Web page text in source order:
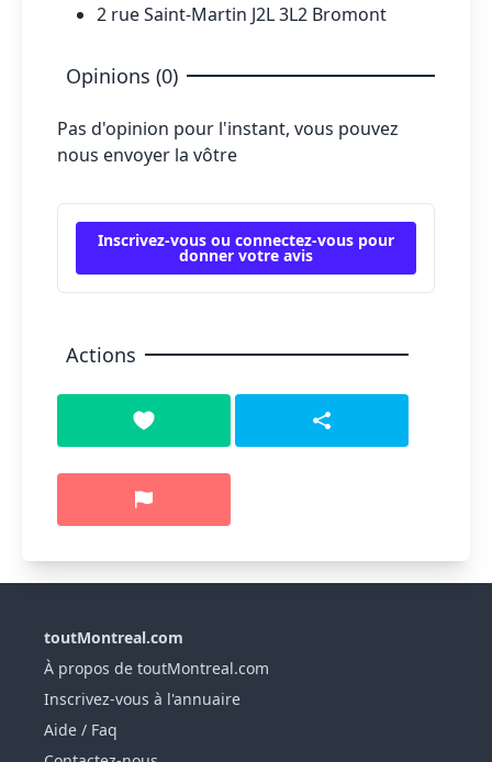
2 rue Saint-Martin J2L 3L2 Bromont
Opinions (0)
Pas d'opinion pour l'instant, vous pouvez
nous envoyer la vôtre
Inscrivez-vous ou connectez-vous pour
donner votre avis
Actions
toutMontreal.com
À propos de toutMontreal.com
Inscrivez-vous à l'annuaire
Aide / Faq